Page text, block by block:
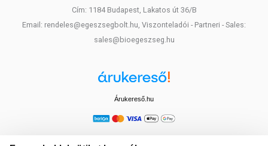
Cím: 1184 Budapest, Lakatos út 36/B
Email: rendeles@egeszsegbolt.hu, Viszonteladói - Partneri - Sales:
sales@bioegeszseg.hu
Árukereső.hu